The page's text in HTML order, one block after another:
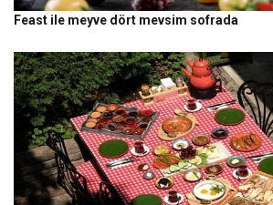
Feast ile meyve dört mevsim sofrada